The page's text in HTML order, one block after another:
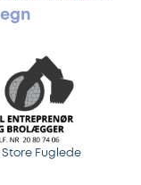
Store Fuglede